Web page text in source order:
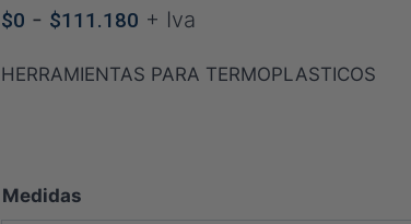
$0 - $111.180 Rango
+ Iva
HERRAMIENTAS PARA TERMOPLASTICOS
Medidas